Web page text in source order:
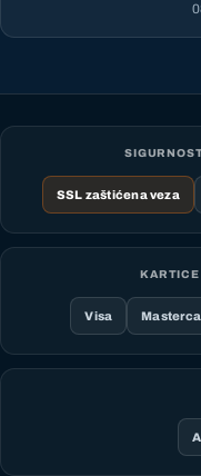
SSL zaštićena veza
KARTICE
Visa